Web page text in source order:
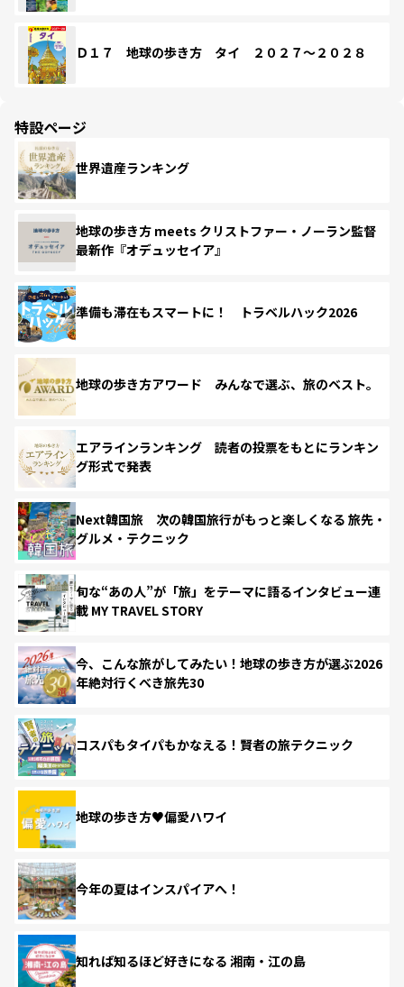
Ｄ１７ 地球の歩き方 タイ ２０２７～２０２８
特設ページ
世界遺産ランキング
地球の歩き方 meets クリストファー・ノーラン監督
最新作『オデュッセイア』
準備も滞在もスマートに！ トラベルハック2026
地球の歩き方アワード みんなで選ぶ、旅のベスト。
エアラインランキング 読者の投票をもとにランキン
グ形式で発表
Next韓国旅 次の韓国旅行がもっと楽しくなる 旅先・
グルメ・テクニック
旬な“あの人”が「旅」をテーマに語るインタビュー連
載 MY TRAVEL STORY
今、こんな旅がしてみたい！地球の歩き方が選ぶ2026
年絶対行くべき旅先30
コスパもタイパもかなえる！賢者の旅テクニック
地球の歩き方♥偏愛ハワイ
今年の夏はインスパイアへ！
知れば知るほど好きになる 湘南・江の島